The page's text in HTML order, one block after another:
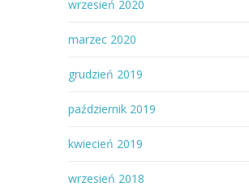
wrzesień 2020
marzec 2020
grudzień 2019
październik 2019
kwiecień 2019
wrzesień 2018